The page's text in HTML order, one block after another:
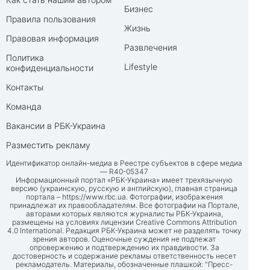
Правила пользования
Правовая информация
Политика
конфиденциальности
Контакты
Команда
Вакансии в РБК-Украина
Разместить рекламу
Бизнес
Жизнь
Развлечения
Lifestyle
Идентификатор онлайн-медиа в Реестре субъектов в сфере медиа
— R40-05347
Информационный портал «РБК-Украина» имеет трехязычную
версию (украинскую, русскую и английскую), главная страница
портала – https://www.rbc.ua. Фотографии, изображения
принадлежат их правообладателям. Все фотографии на Портале,
авторами которых являются журналисты РБК-Украина,
размещены на условиях лицензии Creative Commons Attribution
4.0 International. Редакция РБК-Украина может не разделять точку
зрения авторов. Оценочные суждения не подлежат
опровержению и подтверждению их правдивости. За
достоверность и содержание рекламы ответственность несет
рекламодатель. Материалы, обозначенные плашкой: "Пресс-